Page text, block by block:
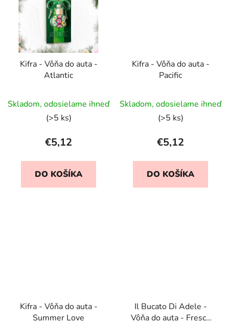
Kifra - Vôňa do auta -
Atlantic
Skladom, odosielame ihneď
(>5 ks)
€5,12
DO KOŠÍKA
Kifra - Vôňa do auta -
Pacific
Skladom, odosielame ihneď
(>5 ks)
€5,12
DO KOŠÍKA
Kifra - Vôňa do auta -
Summer Love
Il Bucato Di Adele -
Vôňa do auta - Fresco